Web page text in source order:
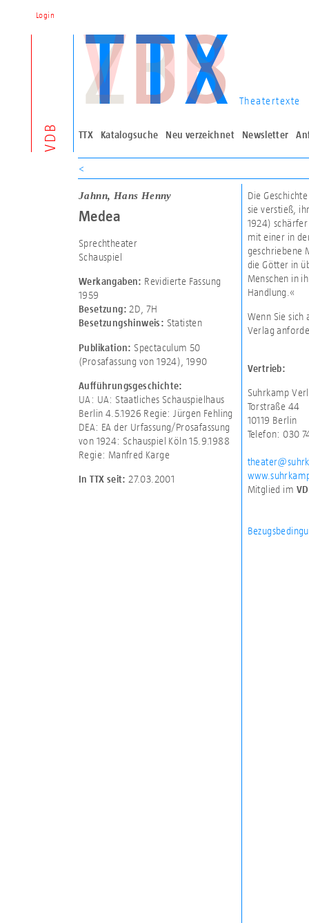
VDB
Theatertexte
TTX Katalogsuche Neu verzeichnet Newsletter
Login
<
Jahnn, Hans Henny
Medea
Sprechtheater
Schauspiel
Werkangaben: Revidierte Fassung
1959
Besetzung: 2D 7H
Besetzungshinweis: Statisten
Publikation: Spectaculum 50
(Prosafassung von 1924), 1990
Aufführungsgeschichte:
UA: UA: Staatliches Schauspielhaus
Berlin 4.5.1926 Regie: Jürgen Fehling
DEA: EA der Urfassung/Prosafassung
von 1924: Schauspiel Köln 15.9.1988
Regie: Manfred Karge
In TTX seit: 27.03.2001
Die
sie verstieß,
1924)
mit einer in
geschriebene
die Götter in
Menschen in
Handlung.«
Wenn Sie sich
Verlag
Vertrieb:
Suhrkamp
Torstraße 44
10119 Berlin
Telefon: 030
Mitglied im